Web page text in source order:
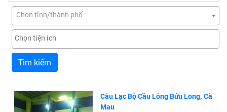
Chọn tỉnh/thành phố
Tìm kiếm
Câu Lạc Bộ Cầu Lông Bửu Long, Cà
Mau